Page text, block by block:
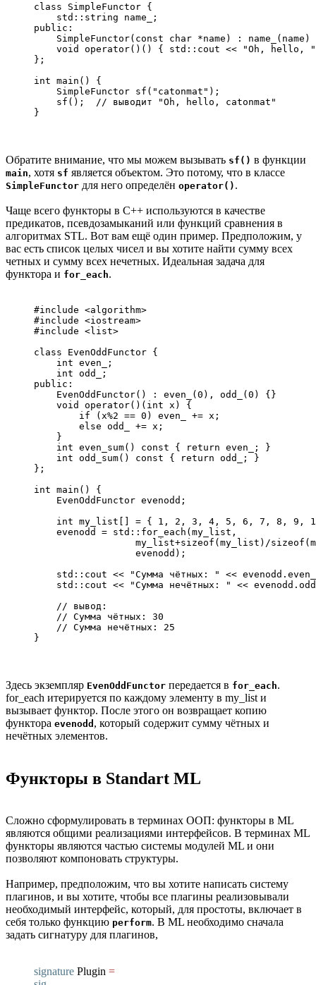
class SimpleFunctor {
    std::string name_;
public:
SimpleFunctor(const char *name) : name_(name)
void operator()() { std::cout << "Oh, hello,
};
int main() {
    SimpleFunctor sf("catonmat");
    sf();  // выводит "Oh, hello, catonmat"
}
Обратите внимание, что мы можем вызывать sf() в функции
main, хотя sf является объектом. Это потому, что в классе
SimpleFunctor для него определён operator() .
Чаще всего функторы в С++ используются в качестве
предикатов, псевдозамыканий или функций сравнения в
алгоритмах STL. Вот вам ещё один пример. Предположим, у
вас есть список целых чисел и вы хотите найти сумму всех
четных и сумму всех нечетных. Идеальная задача для
функтора и for_each.
#include <algorithm>
#include <iostream>
#include <list>
class EvenOddFunctor {
    int even_;
    int odd_;
public:
    EvenOddFunctor() : even_(0), odd_(0) {}
    void operator()(int x) {
        if (x%2 == 0) even_ += x;
        else odd_ += x;
    }
    int even_sum() const { return even_; }
    int odd_sum() const { return odd_; }
};
int main() {
    EvenOddFunctor evenodd;
int my_list[] = { 1, 2, 3, 4, 5, 6, 7, 8, 9,
    evenodd = std::for_each(my_list,
my_list+sizeof(my_list)/
                  evenodd);
std::cout << "Сумма чётных: " <<
std::cout << "Сумма нечётных: " <<
    // вывод:
    // Сумма чётных: 30
    // Сумма нечётных: 25
}
Здесь экземпляр EvenOddFunctor передается в for_each.
for_each итерируется по каждому элементу в my_list и
вызывает функтор. После этого он возвращает копию
функтора evenodd , который содержит сумму чётных и
нечётных элементов.
Функторы в Standart ML
Сложно сформулировать в терминах ООП: функторы в ML
являются общими реализациями интерфейсов. В терминах ML
функторы являются частью системы модулей ML и они
позволяют компоновать структуры.
Например, предположим, что вы хотите написать систему
плагинов, и вы хотите, чтобы все плагины реализовывали
необходимый интерфейс, который, для простоты, включает в
себя только функцию perform. В ML необходимо сначала
задать сигнатуру для плагинов,
signature Plugin =